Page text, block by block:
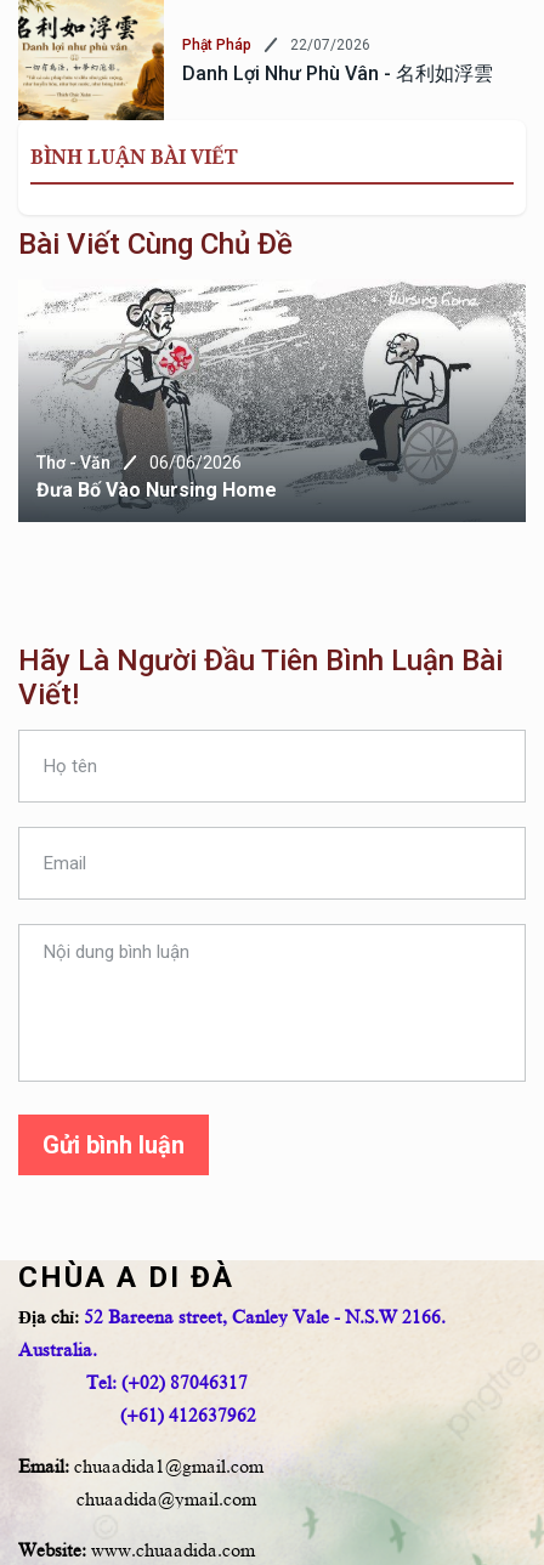
Phật Pháp 22/07/2026
Danh Lợi Như Phù Vân - 名利如浮雲
BÌNH LUẬN BÀI VIẾT
Bài Viết Cùng Chủ Đề
Thơ - Văn 06/06/2026
Đưa Bố Vào Nursing Home
Hãy Là Người Đầu Tiên Bình Luận Bài
Viết!
Gửi bình luận
CHÙA A DI ĐÀ
Địa chỉ: 52 Bareena street, Canley Vale - N.S.W 2166.
Australia.
Tel: (+02) 87046317
(+61) 412637962
Email: chuaadida1@gmail.com
chuaadida@ymail.com
Website: www.chuaadida.com